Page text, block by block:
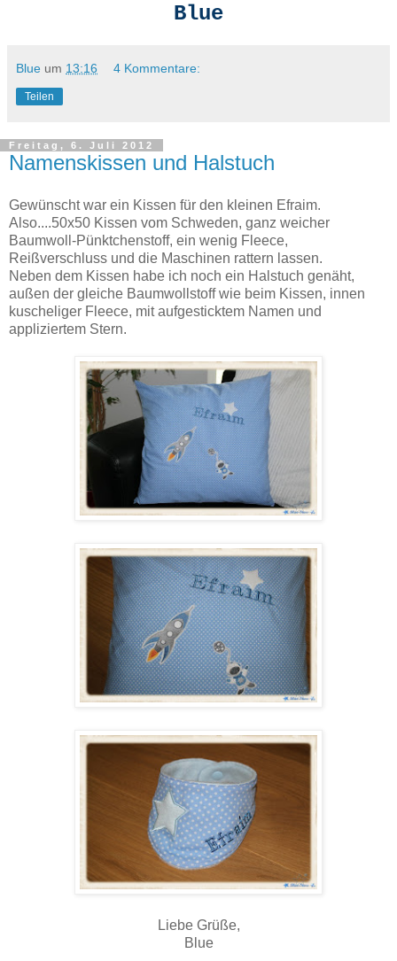
Blue
Blue um 13:16 4 Kommentare:
Teilen
Freitag, 6. Juli 2012
Namenskissen und Halstuch
Gewünscht war ein Kissen für den kleinen Efraim.
Also....50x50 Kissen vom Schweden, ganz weicher
Baumwoll-Pünktchenstoff, ein wenig Fleece,
Reißverschluss und die Maschinen rattern lassen.
Neben dem Kissen habe ich noch ein Halstuch genäht,
außen der gleiche Baumwollstoff wie beim Kissen, innen
kuscheliger Fleece, mit aufgesticktem Namen und
appliziertem Stern.
Liebe Grüße,
Blue